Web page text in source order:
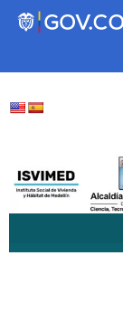
Transparencia
Participa